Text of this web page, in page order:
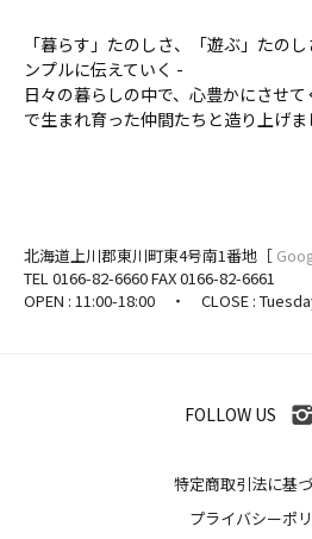
「暮らす」たのしさ、「遊ぶ」たの
ンプルに伝えていく -
日々の暮らしの中で、心豊かにさせ
で生まれ育った仲間たちと造り上げま
北海道上川郡東川町東4号南1番地［
TEL 0166-82-6660 FAX 0166-82-6661
OPEN : 11:00-18:00 ・ CLOSE :
FOLLOW US
特定商取引法に基
プライバシーポ